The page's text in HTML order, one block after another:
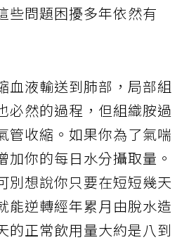
些問題困擾多年依然有
血液輸送到肺部，局部組
必然的過程，但組織胺過
管收縮。如果你為了氣喘
加你的每日水分攝取量。
別想說你只要在短短幾天
能逆轉經年累月由脫水造
的正常飲用量大約是八到